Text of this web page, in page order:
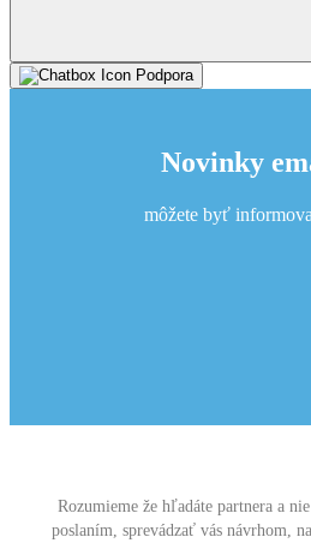
Podpora
Novinky
môžete byť
Rozumieme že hľadáte partnera a
poslaním, sprevádzať vás návrhom,